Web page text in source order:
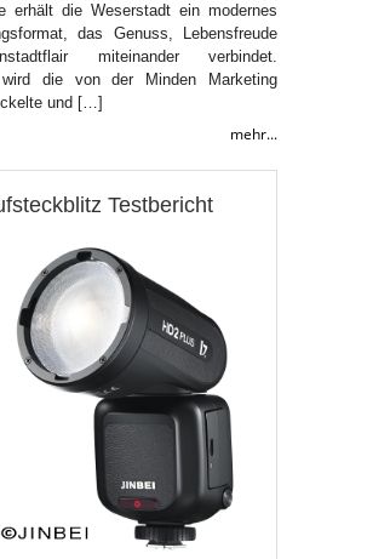
erhält die Weserstadt ein modernes
das Genuss, Lebensfreude
miteinander verbindet.
wird die von der Minden Marketing
und […]
mehr...
Testbericht